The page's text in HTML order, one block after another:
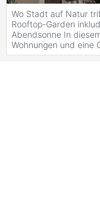
Wo Stadt auf Natur
Rooftop-Garden
Abendsonne In
Wohnungen und eine